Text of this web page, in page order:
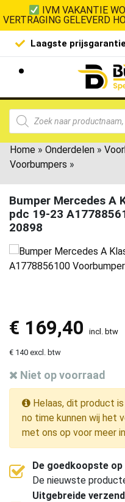
IVM VAKANTIE
VERTRAGING GELEVERD
Laagste prijsgarantie
Home » Onderdelen »
Voorbumpers »
Bumper Mercedes A
pdc 19-23
20898
€ 169,40 incl. btw
€ 140 excl. btw
Niet op voorraad
Helaas, dit product
no time kunnen wij het
met ons op voor meer
De goedkoopste
De nieuwste
Uitgebreide